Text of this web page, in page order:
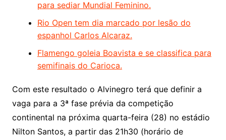
para sediar Mundial Feminino.
Rio Open tem dia marcado por lesão do
espanhol Carlos Alcaraz.
Flamengo goleia Boavista e se classifica para
semifinais do Carioca.
Com este resultado o Alvinegro terá que definir a
vaga para a 3ª fase prévia da competição
continental na próxima quarta-feira (28) no estádio
Nilton Santos, a partir das 21h30 (horário de